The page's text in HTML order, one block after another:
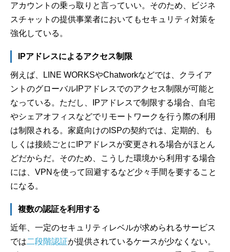
アカウントの乗っ取りと言っていい。そのため、ビジネ
スチャットの提供事業者においてもセキュリティ対策を
強化している。
IPアドレスによるアクセス制限
例えば、LINE WORKSやChatworkなどでは、クライア
ントのグローバルIPアドレスでのアクセス制限が可能と
なっている。ただし、IPアドレスで制限する場合、自宅
やシェアオフィスなどでリモートワークを行う際の利用
は制限される。家庭向けのISPの契約では、定期的、も
しくは接続ごとにIPアドレスが変更される場合がほとん
どだからだ。そのため、こうした環境から利用する場合
には、VPNを使って回避するなど少々手間を要すること
になる。
複数の認証を利用する
近年、一定のセキュリティレベルが求められるサービス
では二段階認証が提供されているケースが少なくない。